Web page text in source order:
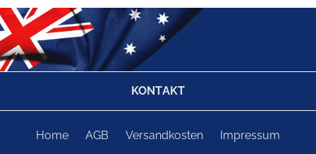
KONTAKT
Home AGB Versandkosten Impressum